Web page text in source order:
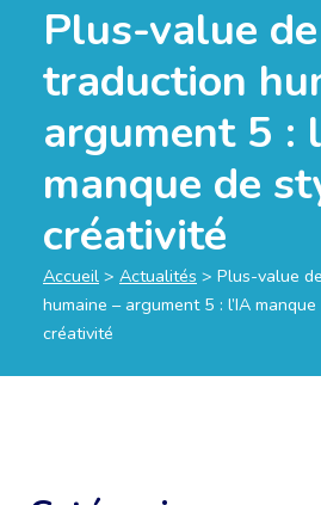
Plus-value
traduction
argument 5 :
manque de
créativité
Accueil > Actualités > Plus-value
humaine – argument 5 : l’IA
créativité